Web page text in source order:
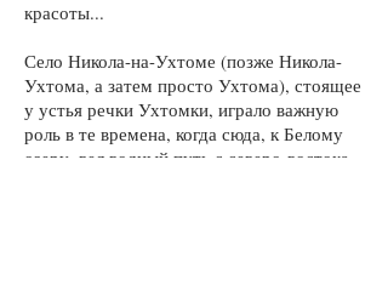
красоты...
Село Никола-на-Ухтоме (позже Никола-
Ухтома, а затем просто Ухтома), стоящее
у устья речки Ухтомки, играло важную
роль в те времена, когда сюда, к Белому
озеру, вел водный путь с северо-востока,